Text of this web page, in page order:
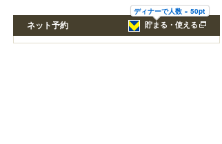
ディナーで人数 × 50pt
貯まる・使える
ネット予約